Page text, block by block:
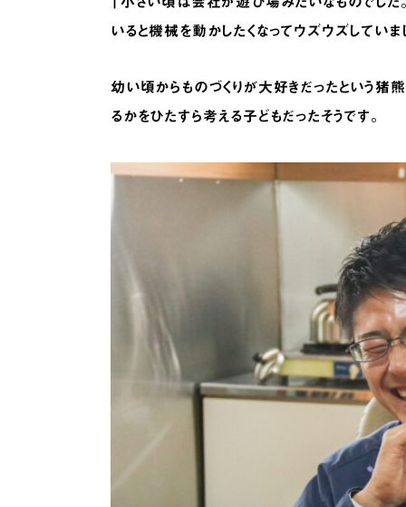
いると機械を動かしたくなってウズウズしていま
幼い頃からものづくりが大好きだったという猪
るかをひたすら考える子どもだったそうです。